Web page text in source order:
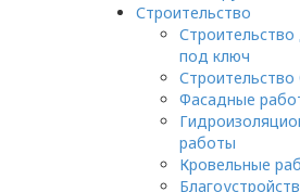
Строительство
под ключ
Строительство
Фасадные
работы
Кровельные